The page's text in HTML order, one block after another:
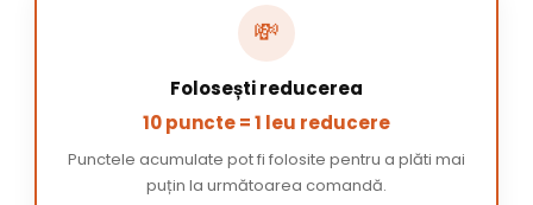
💸
Folosești reducerea
10 puncte = 1 leu reducere
Punctele acumulate pot fi folosite pentru a plăti mai
puțin la următoarea comandă.